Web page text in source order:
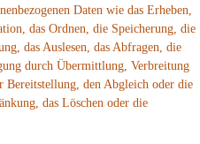
Daten wie das Erheben,
das Ordnen, die Speicherung, die
das Auslesen, das Abfragen, die
durch Übermittlung, Verbreitung
Bereitstellung, den Abgleich oder die
das Löschen oder die